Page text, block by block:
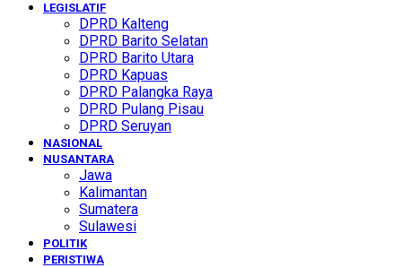
LEGISLATIF
DPRD Kalteng
DPRD Barito Selatan
DPRD Barito Utara
DPRD Kapuas
DPRD Palangka Raya
DPRD Pulang Pisau
DPRD Seruyan
NASIONAL
NUSANTARA
Jawa
Kalimantan
Sumatera
Sulawesi
POLITIK
PERISTIWA